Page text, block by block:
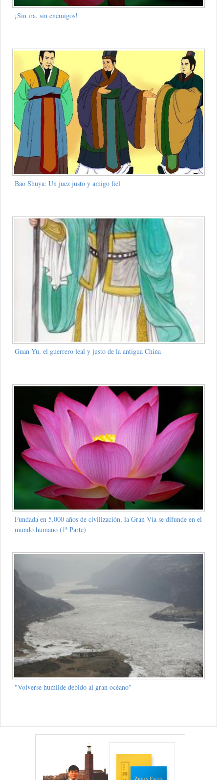
¡Sin ira, sin enemigos!
Bao Shuya: Un juez justo y amigo fiel
Guan Yu, el guerrero leal y justo de la antigua China
Fundada en 5.000 años de civilización, la Gran Vía se difunde en el
mundo humano (1ª Parte)
"Volverse humilde debido al gran océano"